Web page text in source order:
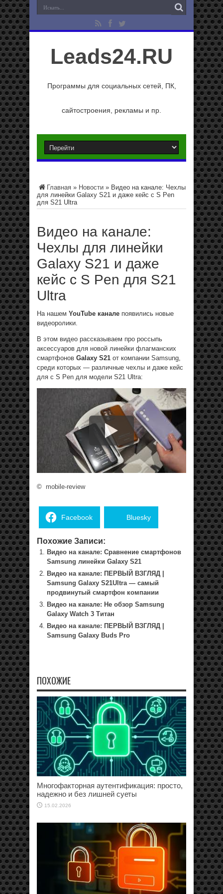
Leads24.RU
Программы для социальных сетей, ПК,
сайтостроения, рекламы и пр.
Главная » Новости » Видео на канале: Чехлы
для линейки Galaxy S21 и даже кейс с S Pen
для S21 Ultra
Видео на канале:
Чехлы для линейки
Galaxy S21 и даже
кейс с S Pen для S21
Ultra
На нашем YouTube канале появились новые
видеоролики.
В этом видео рассказываем про россыпь
аксессуаров для новой линейки флагманских
смартфонов Galaxy S21 от компании Samsung,
среди которых — различные чехлы и даже кейс
для с S Pen для модели S21 Ultra:
© mobile-review
Facebook Bluesky
Похожие Записи:
Видео на канале: Сравнение смартфонов
Samsung линейки Galaxy S21
Видео на канале: ПЕРВЫЙ ВЗГЛЯД |
Samsung Galaxy S21Ultra — самый
продвинутый смартфон компании
Видео на канале: Не обзор Samsung
Galaxy Watch 3 Титан
Видео на канале: ПЕРВЫЙ ВЗГЛЯД |
Samsung Galaxy Buds Pro
ПОХОЖИЕ
Многофакторная аутентификация: просто,
надежно и без лишней суеты
15.02.2026